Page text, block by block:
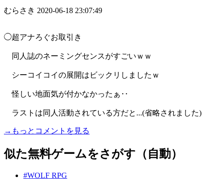
むらさき 2020-06-18 23:07:49
◯超アナろぐお取引き
同人誌のネーミングセンスがすごいｗｗ
シーコイコイの展開はビックリしましたｗ
怪しい地面気が付かなかったぁ‥
ラストは同人活動されている方だと...(省略されました)
→もっとコメントを見る
似た無料ゲームをさがす（自動）
#WOLF RPG